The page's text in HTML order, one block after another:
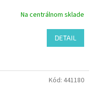
Na centrálnom sklade
DETAIL
Kód: 441180